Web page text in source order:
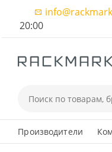
20:00
Производители